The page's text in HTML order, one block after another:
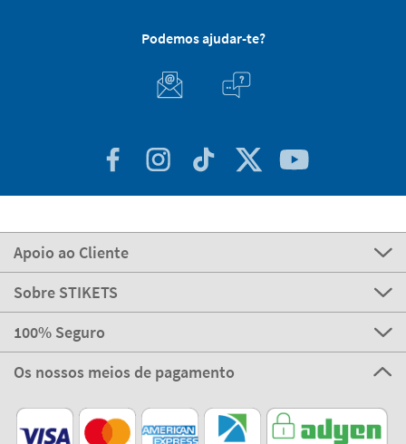
Podemos ajudar-te?
Apoio ao Cliente
Sobre STIKETS
100% Seguro
Os nossos meios de pagamento